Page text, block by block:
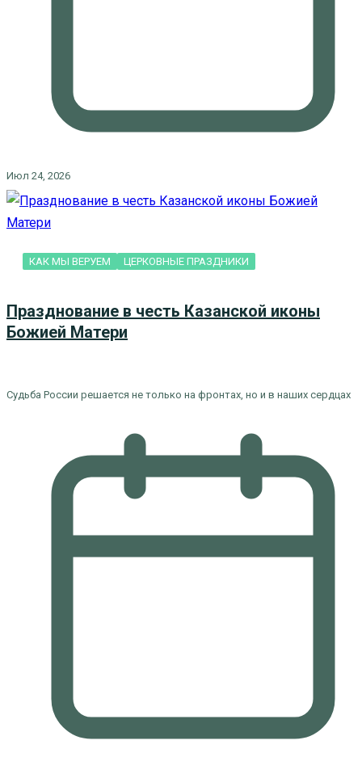
Июл 24, 2026
КАК МЫ ВЕРУЕМ ЦЕРКОВНЫЕ ПРАЗДНИКИ
Празднование в честь Казанской иконы
Божией Матери
Судьба России решается не только на фронтах, но и в наших сердцах